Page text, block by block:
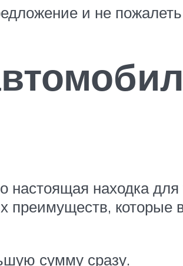
и не
находка для
преимуществ, которые
сумму сразу.